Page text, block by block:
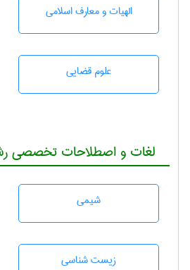
الهیات و معارف اسلامی
علوم قضایی
لغات و اصطلاحات تخصصی
شيمی
زيست شناسی